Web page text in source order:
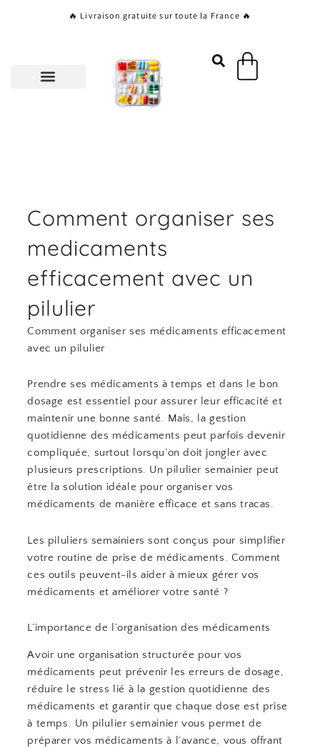
🔥 Livraison gratuite sur toute la France 🔥
Panier
Comment organiser ses
medicaments
efficacement avec un
pilulier
Comment organiser ses médicaments efficacement
avec un pilulier
Prendre ses médicaments à temps et dans le bon
dosage est essentiel pour assurer leur efficacité et
maintenir une bonne santé. Mais, la gestion
quotidienne des médicaments peut parfois devenir
compliquée, surtout lorsqu’on doit jongler avec
plusieurs prescriptions. Un pilulier semainier peut
être la solution idéale pour organiser vos
médicaments de manière efficace et sans tracas.
Les piluliers semainiers sont conçus pour simplifier
votre routine de prise de médicaments. Comment
ces outils peuvent-ils aider à mieux gérer vos
médicaments et améliorer votre santé ?
L’importance de l’organisation des médicaments
Avoir une organisation structurée pour vos
médicaments peut prévenir les erreurs de dosage,
réduire le stress lié à la gestion quotidienne des
médicaments et garantir que chaque dose est prise
à temps. Un pilulier semainier vous permet de
préparer vos médicaments à l’avance, vous offrant